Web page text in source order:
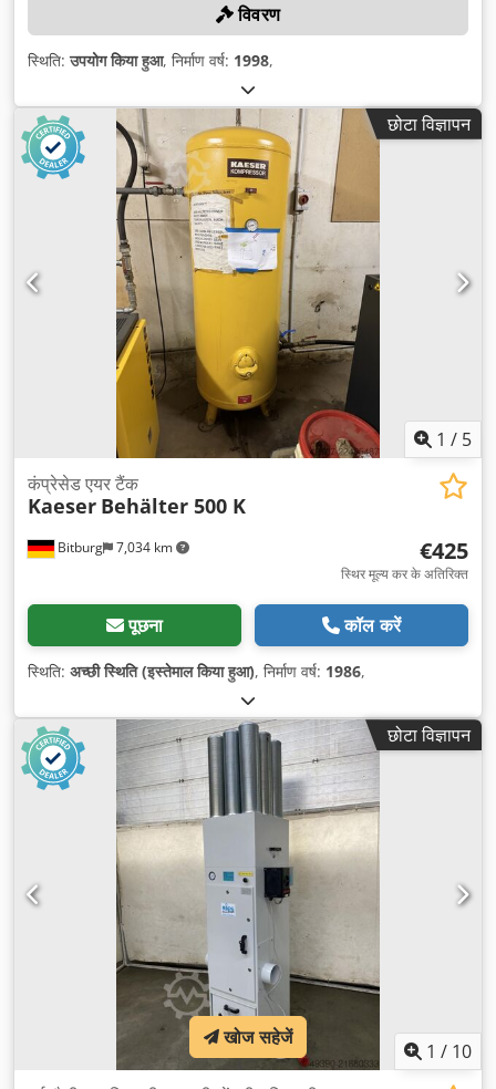
विवरण
स्थिति:उपयोग किया हुआ, निर्माण वर्ष: 1998,
छोटा विज्ञापन
1 / 5
Bitburg 7,034 km
कंप्रेसेड एयर टैंक
Kaeser Behälter 500 K
€425
स्थिर मूल्य कर के अतिरिक्त
पूछना कॉल करें
स्थिति: अच्छी स्थिति (इस्तेमाल किया हुआ), निर्माण वर्ष: 1986,
छोटा विज्ञापन
1 / 10
खोज सहेजें